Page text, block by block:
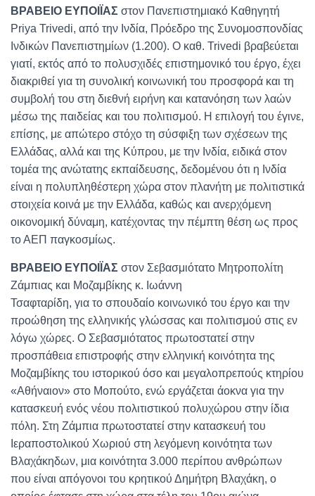
ΒΡΑΒΕΙΟ ΕΥΠΟΙΪΑΣ στον Πανεπιστημιακό Καθηγητή
Priya Trivedi, από την Ινδία, Πρόεδρο της Συνομοσπονδίας
Ινδικών Πανεπιστημίων (1.200). Ο καθ. Trivedi βραβεύεται
γιατί, εκτός από το πολυσχιδές επιστημονικό του έργο, έχει
διακριθεί για τη συνολική κοινωνική του προσφορά και τη
συμβολή του στη διεθνή ειρήνη και κατανόηση των λαών
μέσω της παιδείας και του πολιτισμού. Η επιλογή του έγινε,
επίσης, με απώτερο στόχο τη σύσφιξη των σχέσεων της
Ελλάδας, αλλά και της Κύπρου, με την Ινδία, ειδικά στον
τομέα της ανώτατης εκπαίδευσης, δεδομένου ότι η Ινδία
είναι η πολυπληθέστερη χώρα στον πλανήτη με πολιτιστικά
στοιχεία κοινά με την Ελλάδα, καθώς και ανερχόμενη
οικονομική δύναμη, κατέχοντας την πέμπτη θέση ως προς
το ΑΕΠ παγκοσμίως.
ΒΡΑΒΕΙΟ ΕΥΠΟΙΪΑΣ στον Σεβασμιότατο Μητροπολίτη
Ζάμπιας και Μοζαμβίκης κ. Ιωάννη
Τσαφταρίδη, για το σπουδαίο κοινωνικό του έργο και την
προώθηση της ελληνικής γλώσσας και πολιτισμού στις εν
λόγω χώρες. Ο Σεβασμιότατος πρωτοστατεί στην
προσπάθεια επιστροφής στην ελληνική κοινότητα της
Μοζαμβίκης του ιστορικού όσο και μεγαλοπρεπούς κτηρίου
«Αθήναιον» στο Μοπούτο, ενώ εργάζεται άοκνα για την
κατασκευή ενός νέου πολιτιστικού πολυχώρου στην ίδια
πόλη. Στη Ζάμπια πρωτοστατεί στην κατασκευή του
Ιεραποστολικού Χωριού στη λεγόμενη κοινότητα των
Βλαχάκηδων, μια κοινότητα 3.000 περίπου ανθρώπων
που είναι απόγονοι του κρητικού Δημήτρη Βλαχάκη, ο